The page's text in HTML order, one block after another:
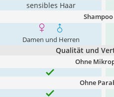
sensibles Haar
Damen und Herren
Qualität und
Ohne
Ohne